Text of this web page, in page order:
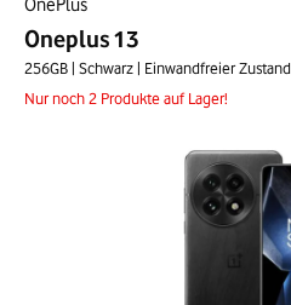
OnePlus
Oneplus 13
256GB | Schwarz | Einwandfreier Zustand
Nur noch 2 Produkte auf Lager!